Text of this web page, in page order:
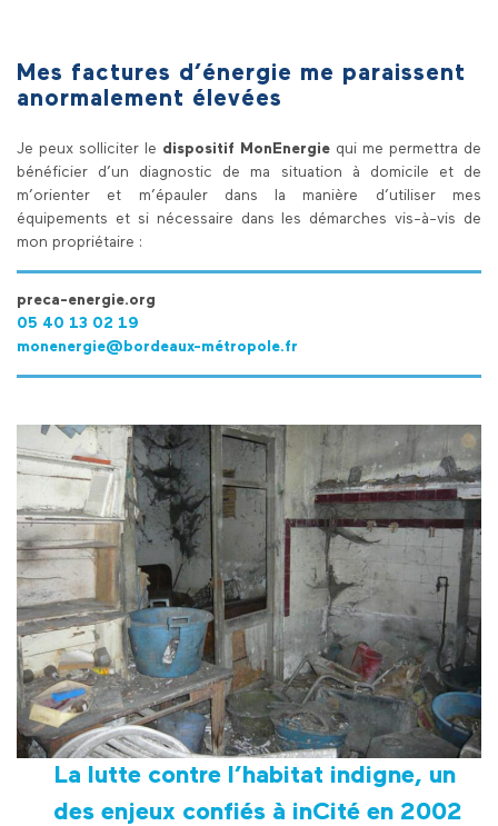
Mes factures d’énergie me paraissent
anormalement élevées
Je peux solliciter le dispositif MonEnergie qui me permettra de
bénéficier d’un diagnostic de ma situation à domicile et de
m’orienter et m’épauler dans la manière d’utiliser mes
équipements et si nécessaire dans les démarches vis-à-vis de
mon propriétaire :
preca-energie.org
05 40 13 02 19
monenergie@bordeaux-métropole.fr
La lutte contre l’habitat indigne, un
des enjeux confiés à inCité en 2002